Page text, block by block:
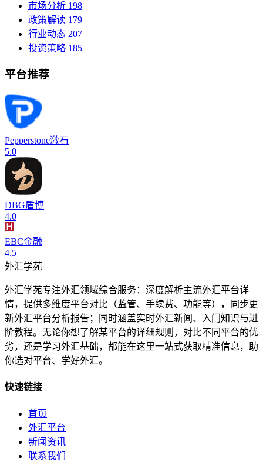
市场分析 198
政策解读 179
行业动态 207
投资策略 185
平台推荐
Pepperstone激石
5.0
DBG盾博
4.0
EBC金融
4.5
外汇学苑
外汇学苑专注外汇领域综合服务：深度解析主流外汇平台详
情，提供多维度平台对比（监管、手续费、功能等），同步更
新外汇平台分析报告；同时涵盖实时外汇新闻、入门知识与进
阶教程。无论你想了解某平台的详细规则，对比不同平台的优
劣，还是学习外汇基础，都能在这里一站式获取精准信息，助
你选对平台、学好外汇。
快速链接
首页
外汇平台
新闻资讯
联系我们